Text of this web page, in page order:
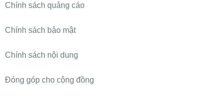
Chính sách quảng cáo
Chính sách bảo mật
Chính sách nội dung
Đóng góp cho cộng đồng